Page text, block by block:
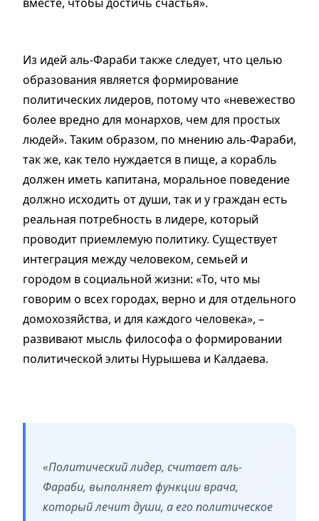
Из идей аль-Фараби также следует, что целью
образования является формирование
политических лидеров, потому что «невежество
более вредно для монархов, чем для простых
людей». Таким образом, по мнению аль-Фараби,
так же, как тело нуждается в пище, а корабль
должен иметь капитана, моральное поведение
должно исходить от души, так и у граждан есть
реальная потребность в лидере, который
проводит приемлемую политику. Существует
интеграция между человеком, семьей и
городом в социальной жизни: «То, что мы
говорим о всех городах, верно и для отдельного
домохозяйства, и для каждого человека», –
развивают мысль философа о формировании
политической элиты Нурышева и Калдаева.
«Политический лидер, считает аль-
Фараби, выполняет функции врача,
который лечит души, а его политическое